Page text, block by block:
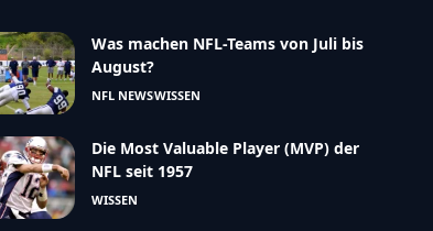
Was machen NFL-Teams von Juli bis
August?
NFL NEWSWISSEN
Die Most Valuable Player (MVP) der
NFL seit 1957
WISSEN